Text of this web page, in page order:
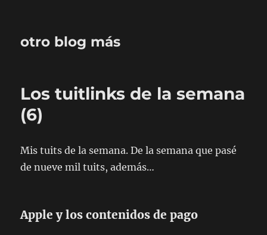
otro blog más
Los tuitlinks de la semana
(6)
Mis tuits de la semana. De la semana que pasé
de nueve mil tuits, además…
Apple y los contenidos de pago